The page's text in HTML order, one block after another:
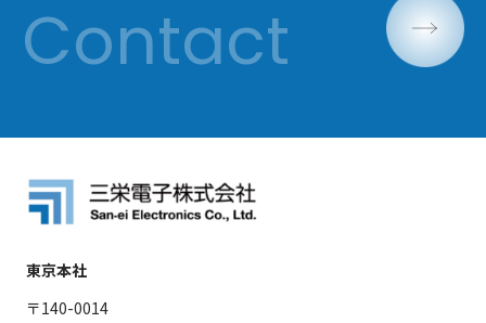
東京本社
〒140-0014